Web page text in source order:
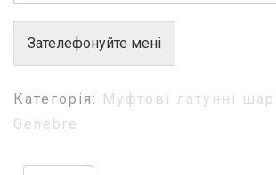
Зателефонуйте мені
Категорія: Муфтові латунні
Genebre